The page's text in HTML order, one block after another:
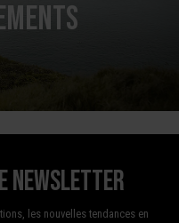
newsletter
les nouvelles tendances en